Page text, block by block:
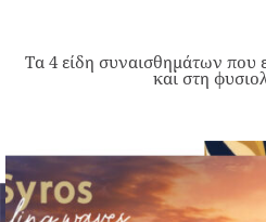
Τα 4 είδη συναισθημάτων που
και στη